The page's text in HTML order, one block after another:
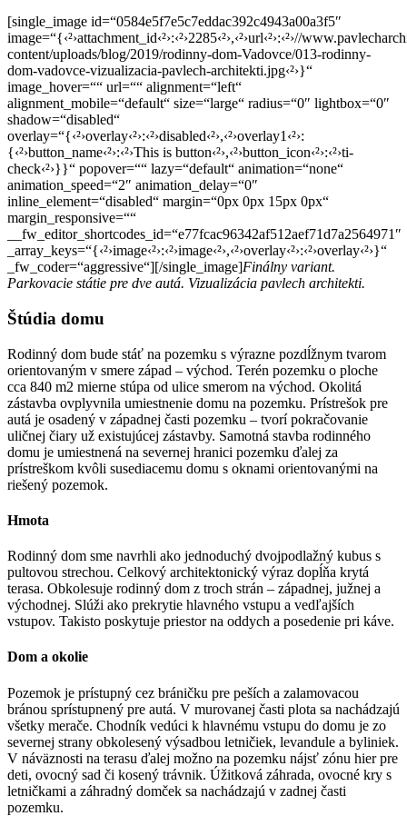
[single_image id=“0584e5f7e5c7eddac392c4943a00a3f5″
image=“{‹²›attachment_id‹²›:‹²›2285‹²›,‹²›url‹²›:‹²›//
content/uploads/blog/2019/rodinny-dom-Vadovce/013-rodinny-
dom-vadovce-vizualizacia-pavlech-architekti.jpg‹²›}“
image_hover=““ url=““ alignment=“left“
alignment_mobile=“default“ size=“large“ radius=“0″ lightbox=“0″
shadow=“disabled“
overlay=“{‹²›overlay‹²›:‹²›disabled‹²›,‹²›overlay1‹²›:
{‹²›button_name‹²›:‹²›This is button‹²›,‹²›button_icon‹²›:‹²›ti-
check‹²›}}“ popover=““ lazy=“default“ animation=“none“
animation_speed=“2″ animation_delay=“0″
inline_element=“disabled“ margin=“0px 0px 15px 0px“
margin_responsive=““
__fw_editor_shortcodes_id=“e77fcac96342af512aef71d7a2564971″
_array_keys=“{‹²›image‹²›:‹²›image‹²›,‹²›overlay‹²›:‹²›overlay‹²›}“
_fw_coder=“aggressive“][/single_image]Finálny variant.
Parkovacie státie pre dve autá. Vizualizácia pavlech architekti.
Štúdia domu
Rodinný dom bude stáť na pozemku s výrazne pozdĺžnym tvarom
orientovaným v smere západ – východ. Terén pozemku o ploche
cca 840 m2 mierne stúpa od ulice smerom na východ. Okolitá
zástavba ovplyvnila umiestnenie domu na pozemku. Prístrešok pre
autá je osadený v západnej časti pozemku – tvorí pokračovanie
uličnej čiary už existujúcej zástavby. Samotná stavba rodinného
domu je umiestnená na severnej hranici pozemku ďalej za
prístreškom kvôli susediacemu domu s oknami orientovanými na
riešený pozemok.
Hmota
Rodinný dom sme navrhli ako jednoduchý dvojpodlažný kubus s
pultovou strechou. Celkový architektonický výraz dopĺňa krytá
terasa. Obkolesuje rodinný dom z troch strán – západnej, južnej a
východnej. Slúži ako prekrytie hlavného vstupu a vedľajších
vstupov. Takisto poskytuje priestor na oddych a posedenie pri káve.
Dom a okolie
Pozemok je prístupný cez bráničku pre peších a zalamovacou
bránou sprístupnený pre autá. V murovanej časti plota sa nachádzajú
všetky merače. Chodník vedúci k hlavnému vstupu do domu je zo
severnej strany obkolesený výsadbou letničiek, levandule a byliniek.
V náväznosti na terasu ďalej možno na pozemku nájsť zónu hier pre
deti, ovocný sad či kosený trávnik. Úžitková záhrada, ovocné kry s
letničkami a záhradný domček sa nachádzajú v zadnej časti
pozemku.